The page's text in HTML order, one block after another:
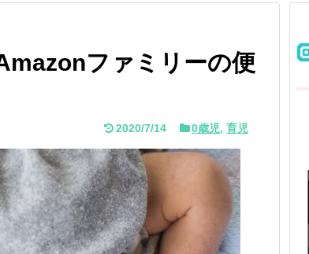
ファミリーの便
2020/7/14 0歳児,育児